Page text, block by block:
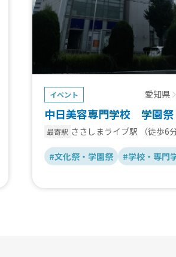
イベント 愛知県
中日美容専門学校 学園祭
最寄駅 ささしまライブ駅 （徒歩6分
#文化祭・学園祭 #学校・専門